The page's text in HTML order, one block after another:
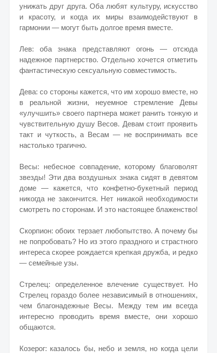
унижать друг друга. Оба любят культуру, искусство
и красоту, и когда их миры взаимодействуют в
гармонии — могут быть долгое время вместе.
Лев: оба знака представляют огонь — отсюда
надежное партнерство. Отдельно хочется отметить
фантастическую сексуальную совместимость.
Дева: со стороны кажется, что им хорошо вместе, но
в реальной жизни, неуемное стремление Девы
«улучшить» своего партнера может ранить тонкую и
чувствительную душу Весов. Девам стоит проявить
такт и чуткость, а Весам — не воспринимать все
настолько трагично.
Весы: небесное совпадение, которому благоволят
звезды! Эти два воздушных знака сидят в девятом
доме — кажется, что конфетно-букетный период
никогда не закончится. Нет никакой необходимости
смотреть по сторонам. И это настоящее блаженство!
Скорпион: обоих терзает любопытство. А почему бы
не попробовать? Но из этого праздного и страстного
интереса скорее рождается крепкая дружба, и редко
— семейные узы.
Стрелец: определенное влечение существует. Но
Стрелец гораздо более независимый в отношениях,
чем благонадежные Весы. Между тем им всегда
интересно проводить время вместе, они хорошо
общаются.
Козерог: казалось бы, небо и земля, но когда цели